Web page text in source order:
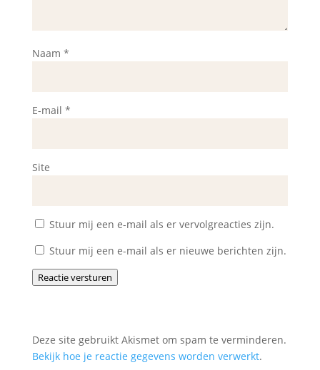
Naam *
E-mail *
Site
Stuur mij een e-mail als er vervolgreacties zijn.
Stuur mij een e-mail als er nieuwe berichten zijn.
Reactie versturen
Deze site gebruikt Akismet om spam te verminderen.
Bekijk hoe je reactie gegevens worden verwerkt.